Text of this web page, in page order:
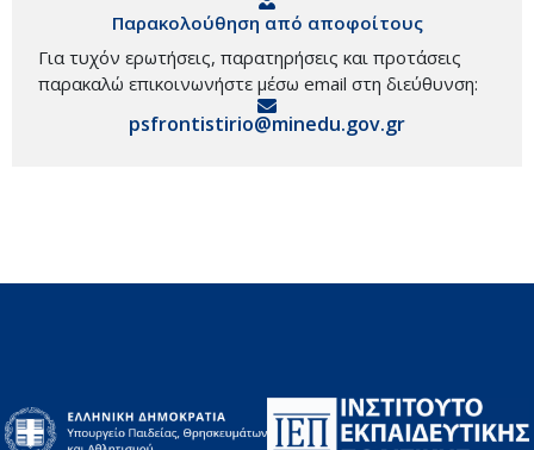
Παρακολούθηση από αποφοίτους
Για τυχόν ερωτήσεις, παρατηρήσεις και προτάσεις
παρακαλώ επικοινωνήστε μέσω email στη διεύθυνση:
psfrontistirio@minedu.gov.gr